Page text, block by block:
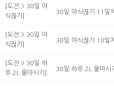
[도전 > 30일 야
식끊기]
30일 야식끊기 11일
[도전 > 30일 야
식끊기]
30일 야식끊기 10일
[도전 > 30일 하
루 2L 물마시기]
30일 하루 2L 물마시